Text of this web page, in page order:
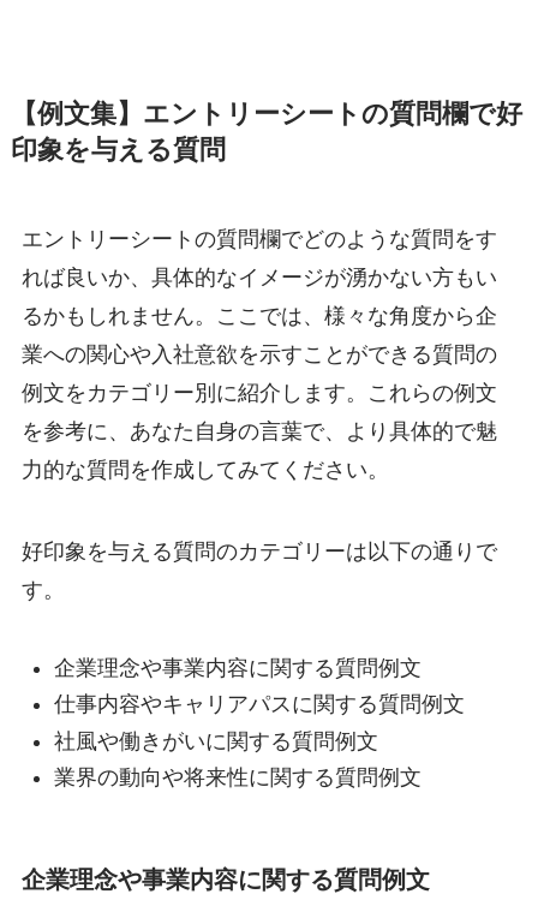
【例文集】エントリーシートの質問欄で好
印象を与える質問
エントリーシートの質問欄でどのような質問をす
れば良いか、具体的なイメージが湧かない方もい
るかもしれません。ここでは、様々な角度から企
業への関心や入社意欲を示すことができる質問の
例文をカテゴリー別に紹介します。これらの例文
を参考に、あなた自身の言葉で、より具体的で魅
力的な質問を作成してみてください。
好印象を与える質問のカテゴリーは以下の通りで
す。
企業理念や事業内容に関する質問例文
仕事内容やキャリアパスに関する質問例文
社風や働きがいに関する質問例文
業界の動向や将来性に関する質問例文
企業理念や事業内容に関する質問例文